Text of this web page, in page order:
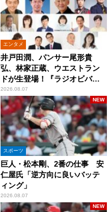
エンタメ
井戸田潤、パンサー尾形貴
弘、林家正蔵、ウエストラン
ドが生登場！『ラジオビバリ
ー昼ズ』
2026.08.07
スポーツ
巨人・松本剛、2番の仕事 安
仁屋氏「逆方向に良いバッテ
ィング」
2026.08.07
NEW
NEW